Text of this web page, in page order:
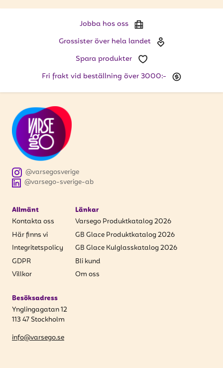
Jobba hos oss
Grossister över hela landet
Spara produkter
Fri frakt vid beställning över 3000:-
@varsego-sverige-ab
@varsegosverige
Allmänt
Kontakta oss
Här finns vi
Integritetspolicy
GDPR
Villkor
Länkar
Varsego Produktkatalog 2026
GB Glace Produktkatalog 2026
GB Glace Kulglasskatalog 2026
Bli kund
Om oss
Besöksadress
Ynglingagatan 12
113 47 Stockholm
info@varsego.se